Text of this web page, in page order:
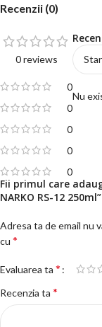
Recenzii (0)
0 reviews
0
0
0
0
0
Nu
Fii primul care
NARKO RS-12 250ml”
Adresa ta de email nu
cu *
Evaluarea ta *
Recenzia ta *